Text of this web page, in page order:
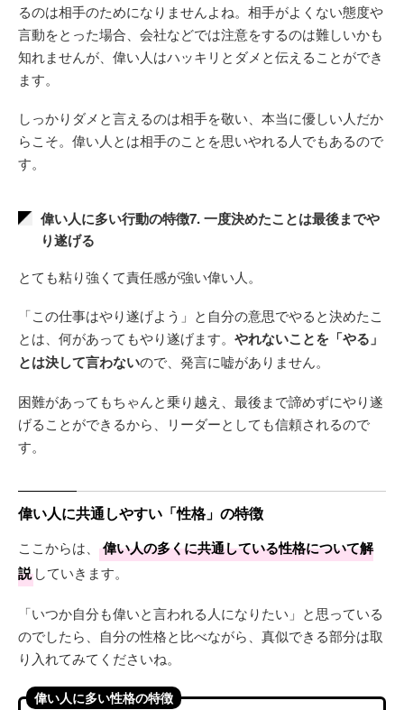
るのは相手のためになりませんよね。相手がよくない態度や
言動をとった場合、会社などでは注意をするのは難しいかも
知れませんが、偉い人はハッキリとダメと伝えることができ
ます。
しっかりダメと言えるのは相手を敬い、本当に優しい人だか
らこそ。偉い人とは相手のことを思いやれる人でもあるので
す。
偉い人に多い行動の特徴7. 一度決めたことは最後までや
り遂げる
とても粘り強くて責任感が強い偉い人。
「この仕事はやり遂げよう」と自分の意思でやると決めたこ
とは、何があってもやり遂げます。 やれないことを「やる」
とは決して言わないので、発言に嘘がありません。
困難があってもちゃんと乗り越え、最後まで諦めずにやり遂
げることができるから、リーダーとしても信頼されるので
す。
偉い人に共通しやすい「性格」の特徴
ここからは、
偉い人の多くに共通している性格について解
説 していきます。
「いつか自分も偉いと言われる人になりたい」と思っている
のでしたら、自分の性格と比べながら、真似できる部分は取
り入れてみてくださいね。
偉い人に多い性格の特徴